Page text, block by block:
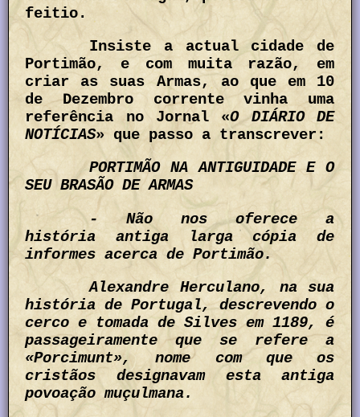
feitio.
Insiste a actual cidade de
Portimão, e com muita razão, em
criar as suas Armas, ao que em 10
de Dezembro corrente vinha uma
referência no Jornal «O DIÁRIO DE
NOTÍCIAS» que passo a transcrever:
PORTIMÃO NA ANTIGUIDADE E O
SEU BRASÃO DE ARMAS
- Não nos oferece a
história antiga larga cópia de
informes acerca de Portimão.
Alexandre Herculano, na sua
história de Portugal, descrevendo o
cerco e tomada de Silves em 1189, é
passageiramente que se refere a
«Porcimunt», nome com que os
cristãos designavam esta antiga
povoação muçulmana.